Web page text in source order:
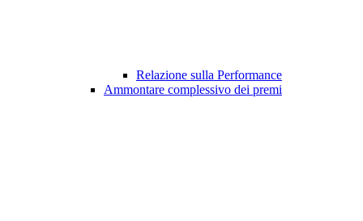
Relazione sulla Performance
Ammontare complessivo dei premi